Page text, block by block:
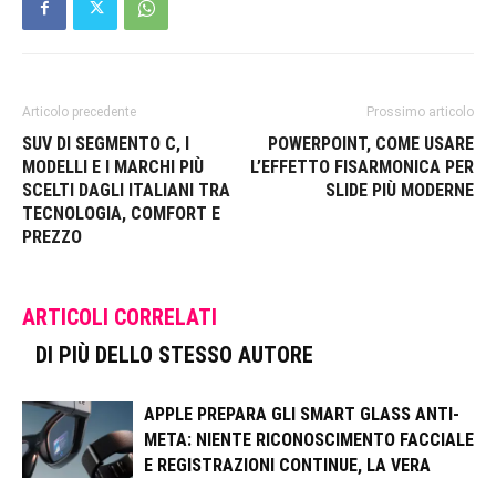
Articolo precedente
SUV DI SEGMENTO C, I
MODELLI E I MARCHI PIÙ
SCELTI DAGLI ITALIANI TRA
TECNOLOGIA, COMFORT E
PREZZO
Prossimo articolo
POWERPOINT, COME USARE
L’EFFETTO FISARMONICA PER
SLIDE PIÙ MODERNE
ARTICOLI CORRELATI
DI PIÙ DELLO STESSO AUTORE
APPLE PREPARA GLI SMART GLASS ANTI-
META: NIENTE RICONOSCIMENTO FACCIALE
E REGISTRAZIONI CONTINUE, LA VERA